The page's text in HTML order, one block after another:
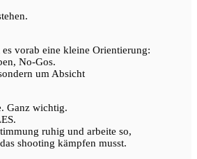
vorab eine kleine Orientierung:
No-Gos.
um Absicht
Ganz wichtig.
ruhig und arbeite so,
shooting kämpfen musst.